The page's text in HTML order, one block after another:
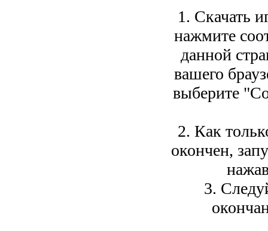
1. Скачать
нажмите
данной
вашего
выберите
2. Как
окончен,
3.